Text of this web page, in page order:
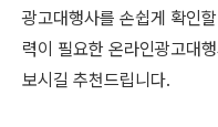
광고대행사를 손쉽게 확인
력이 필요한 온라인광고대
보시길 추천드립니다.